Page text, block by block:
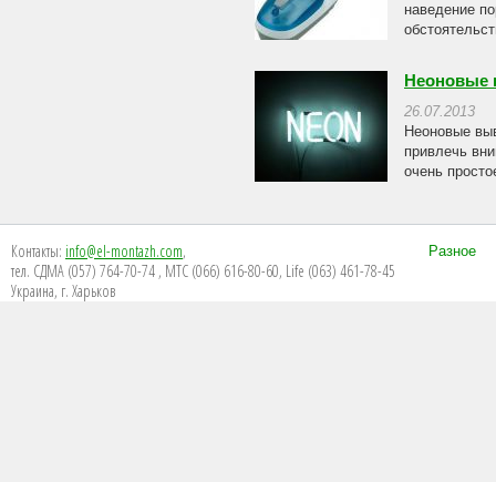
наведение
Неоновые
26.07.2013
Неоновые
привлечь
очень
Контакты: info@el-montazh.com,
тел. СДМА (057) 764-70-74 , МТС (066) 616-80-60, Life (063) 461-78-45
Украина, г. Харьков
Разное